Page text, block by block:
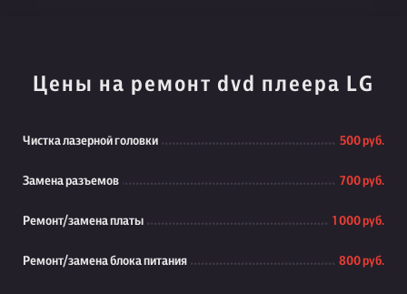
Цены на ремонт dvd плеера LG
Чистка лазерной головки 500 руб.
Замена разъемов 700 руб.
Ремонт/замена платы 1 000 руб.
Ремонт/замена блока питания 800 руб.